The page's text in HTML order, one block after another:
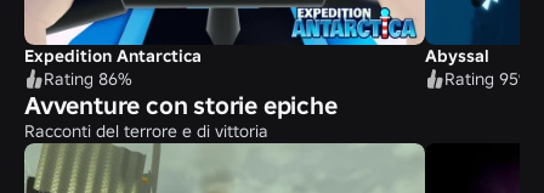
Expedition Antarctica
Rating 86%
Abyssal
Rating 95%
Avventure con storie epiche
Racconti del terrore e di vittoria